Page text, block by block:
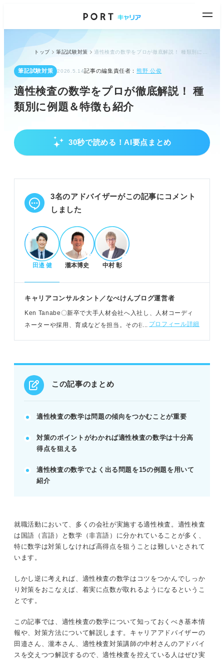
トップ 筆記試験対策
筆記試験対策 2026.5.14記事の編集責任者：熊野 公俊
適性検査の数学をプロが徹底解説！ 種
類別に例題＆特徴も紹介
30秒で読める！AI要点まとめ
適性検査の基本と種類を理解する
POINT：志望企業が採用する検査の種類をまず把握
しよう。
高得点のための具体的な対策法
問題集でパターンを掴み計算スピードを上げる
試験直前は頻出問題と苦手分野を復習する
POINT：繰り返し解き、基本的な問題を確実に解く
力を養おう。
記事の該当箇所を見る
点を狙おう！
本情報
キャリアコンサルタントが解説！ 適性検査を
と併せてご確認ください。
3名のアドバイザーがこの記事にコメント
しました
田邉 健 瀧本博史 中村 彰
キャリアコンサルタント／なべけんブログ運営者
Ken Tanabe〇新卒で大手人材会社へ入社し、人材コーディ
ネーターや採用、育成などを担当。その後独立し、現在はカ
プロフィール詳細
この記事のまとめ
適性検査の数学は問題の傾向をつかむことが重要
対策のポイントがわかれば適性検査の数学は十分高
得点を狙える
適性検査の数学でよく出る問題を15の例題を用いて
紹介
就職活動において、多くの会社が実施する適性検査。適性検査
は国語（言語）と数学（非言語）に分かれていることが多く、
特に数学は対策しなければ高得点を狙うことは難しいとされて
います。
しかし逆に考えれば、適性検査の数学はコツをつかんでしっか
り対策をおこなえば、着実に点数が取れるようになるというこ
とです。
この記事では、適性検査の数学について知っておくべき基本情
報や、対策方法について解説します。キャリアアドバイザーの
田邉さん、瀧本さん、適性検査対策講師の中村さんのアドバイ
スを交えつつ解説するので、適性検査を控えている人はぜひ実